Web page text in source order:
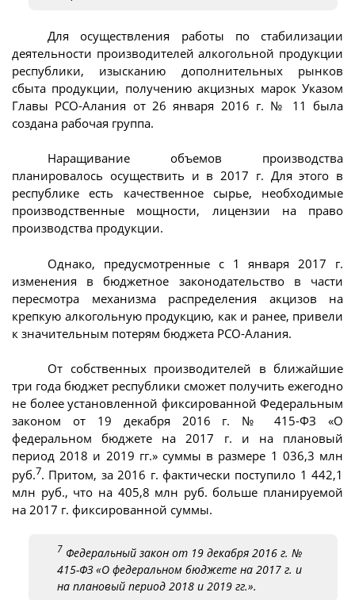
Для осуществления работы по стабилизации
деятельности производителей алкогольной продукции
республики, изысканию дополнительных рынков
сбыта продукции, получению акцизных марок Указом
Главы РСО-Алания от 26 января 2016 г. № 11 была
создана рабочая группа.
Наращивание объемов производства
планировалось осуществить и в 2017 г. Для этого в
республике есть качественное сырье, необходимые
производственные мощности, лицензии на право
производства продукции.
Однако, предусмотренные с 1 января 2017 г.
изменения в бюджетное законодательство в части
пересмотра механизма распределения акцизов на
крепкую алкогольную продукцию, как и ранее, привели
к значительным потерям бюджета РСО-Алания.
От собственных производителей в ближайшие
три года бюджет республики сможет получить ежегодно
не более установленной фиксированной Федеральным
законом от 19 декабря 2016 г. № 415-ФЗ «О
федеральном бюджете на 2017 г. и на плановый
период 2018 и 2019 гг.» суммы в размере 1 036,3 млн
руб.7. Притом, за 2016 г. фактически поступило 1 442,1
млн руб., что на 405,8 млн руб. больше планируемой
на 2017 г. фиксированной суммы.
7 Федеральный закон от 19 декабря 2016 г. №
415-ФЗ «О федеральном бюджете на 2017 г. и
на плановый период 2018 и 2019 гг.».